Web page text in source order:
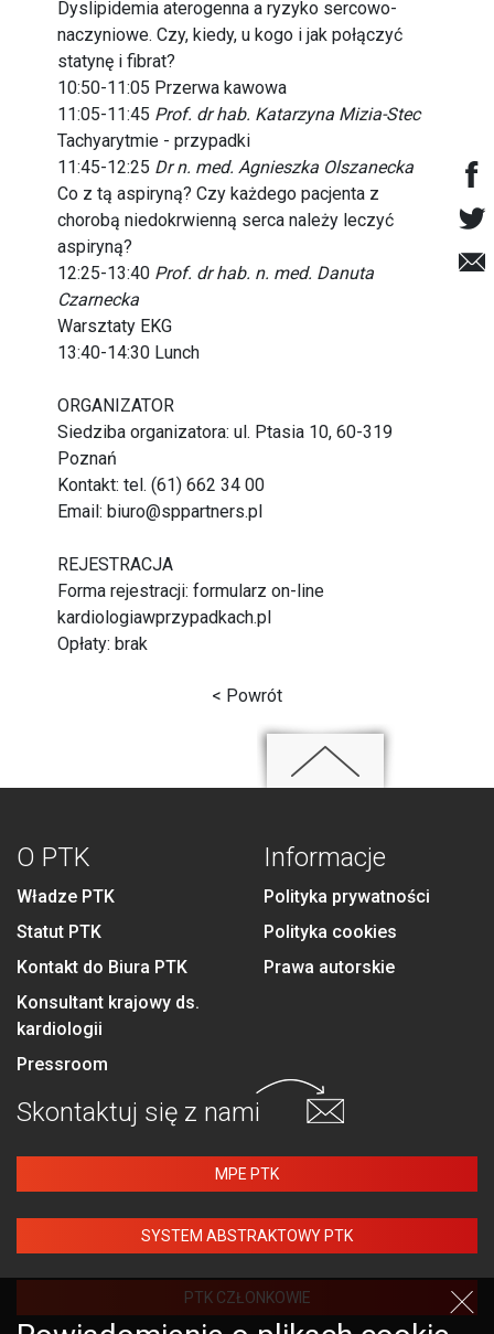
Dyslipidemia aterogenna a ryzyko sercowo-
naczyniowe. Czy, kiedy, u kogo i jak połączyć
statynę i fibrat?
10:50-11:05 Przerwa kawowa
11:05-11:45 Prof. dr hab. Katarzyna Mizia-Stec
Tachyarytmie - przypadki
11:45-12:25 Dr n. med. Agnieszka Olszanecka
Co z tą aspiryną? Czy każdego pacjenta z
chorobą niedokrwienną serca należy leczyć
aspiryną?
12:25-13:40 Prof. dr hab. n. med. Danuta
Czarnecka
Warsztaty EKG
13:40-14:30 Lunch
ORGANIZATOR
Siedziba organizatora: ul. Ptasia 10, 60-319
Poznań
Kontakt: tel. (61) 662 34 00
Email: biuro@sppartners.pl
REJESTRACJA
Forma rejestracji: formularz on-line
kardiologiawprzypadkach.pl
Opłaty: brak
< Powrót
O PTK
Władze PTK
Statut PTK
Kontakt do Biura PTK
Konsultant krajowy ds.
kardiologii
Pressroom
Informacje
Polityka prywatności
Polityka cookies
Prawa autorskie
Skontaktuj się z nami
MPE PTK
SYSTEM ABSTRAKTOWY PTK
PTK CZŁONKOWIE